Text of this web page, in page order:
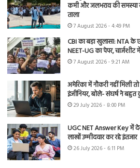
कमी और जलभराव की समस्या से
ताला
7 August 2026 - 4:49 PM
CBI का बड़ा खुलासा: NTA
NEET-UG का पेपर,
7 August 2026 - 9:21 AM
अमेरिका में नौकरी नहीं मिली
इंजीनियर, बोले- संघर्ष ने बहुत
29 July 2026 - 8:00 PM
UGC NET Answer Key में
लाखों उम्मीदवार कर रहे इंतजार
26 July 2026 - 6:11 PM